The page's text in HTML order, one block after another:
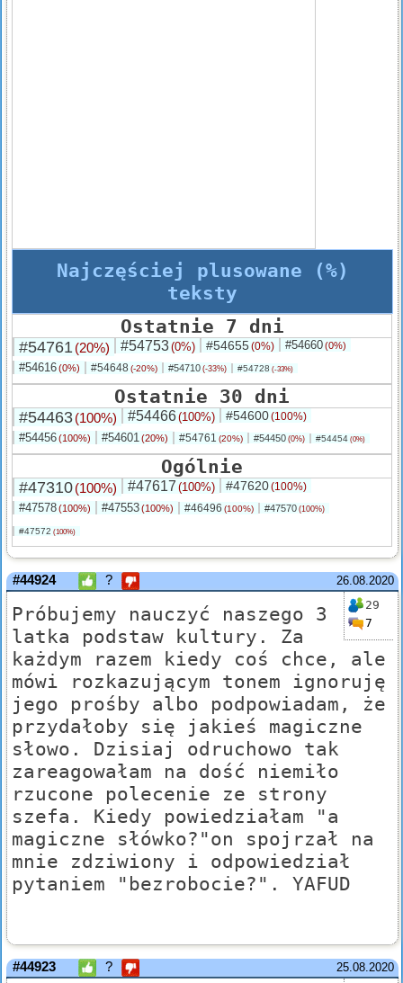
Najczęściej plusowane (%)
teksty
Ostatnie 7 dni
#54761(20%) #54753(0%) #54655(0%) #54660(0%)
#54616(0%) #54648 (-20%) #54710 (-33%) #54728 (-33%)
Ostatnie 30 dni
#54463(100%) #54466(100%) #54600(100%)
#54456(100%) #54601(20%) #54761 (20%) #54450 (0%) #54454 (0%)
Ogólnie
#47310(100%) #47617 (100%) #47620(100%)
#47578(100%) #47553(100%) #46496 (100%) #47570 (100%)
#47572 (100%)
26.08.2020
#44924 ?
29
7
Próbujemy nauczyć naszego 3
latka podstaw kultury. Za
każdym razem kiedy coś chce, ale
mówi rozkazującym tonem ignoruję
jego prośby albo podpowiadam, że
przydałoby się jakieś magiczne
słowo. Dzisiaj odruchowo tak
zareagowałam na dość niemiło
rzucone polecenie ze strony
szefa. Kiedy powiedziałam "a
magiczne słówko?"on spojrzał na
mnie zdziwiony i odpowiedział
pytaniem "bezrobocie?". YAFUD
25.08.2020
#44923 ?